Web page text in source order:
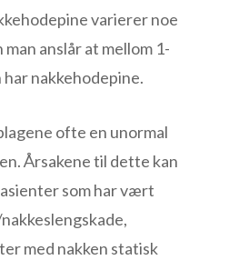
varierer noe
anslår at mellom 1-
nakkehodepine.
ofte en unormal
Årsakene til dette kan
som har vært
med nakken statisk